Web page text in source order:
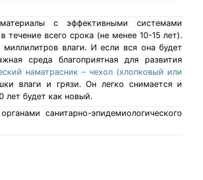
с эффективными системами
всего срока (не менее 10-15 лет).
влаги. И если вся она будет
среда благоприятная для развития
наматрасник – чехол (хлопковый или
влаги и грязи. Он легко снимается и
лет будет как новый.
санитарно-эпидемиологического